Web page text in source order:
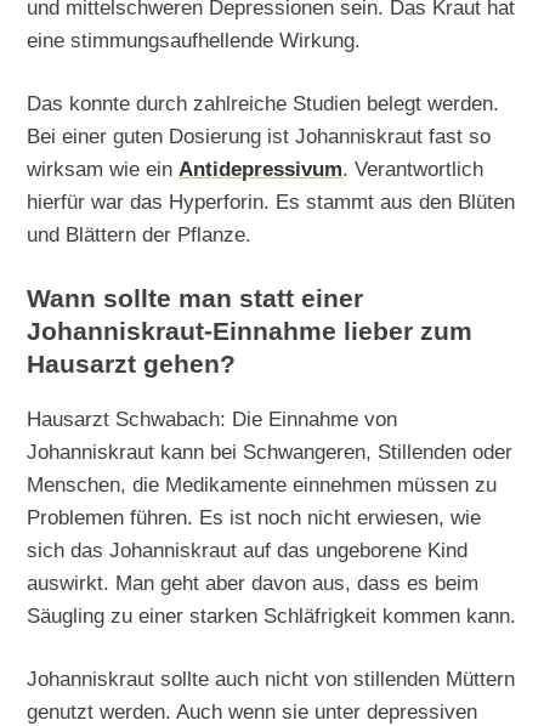
und mittelschweren Depressionen sein. Das Kraut hat
eine stimmungsaufhellende Wirkung.
Das konnte durch zahlreiche Studien belegt werden.
Bei einer guten Dosierung ist Johanniskraut fast so
wirksam wie einAntidepressivum. Verantwortlich
hierfür war das Hyperforin. Es stammt aus den Blüten
und Blättern der Pflanze.
Wann sollte man statt einer
Johanniskraut-Einnahme lieber zum
Hausarzt gehen?
Hausarzt Schwabach: Die Einnahme von
Johanniskraut kann bei Schwangeren, Stillenden oder
Menschen, die Medikamente einnehmen müssen zu
Problemen führen. Es ist noch nicht erwiesen, wie
sich das Johanniskraut auf das ungeborene Kind
auswirkt. Man geht aber davon aus, dass es beim
Säugling zu einer starken Schläfrigkeit kommen kann.
Johanniskraut sollte auch nicht von stillenden Müttern
genutzt werden. Auch wenn sie unter depressiven